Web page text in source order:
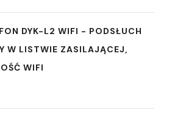
DYK-L2 WIFI - PODSŁUCH
W LISTWIE ZASILAJĄCEJ,
WIFI